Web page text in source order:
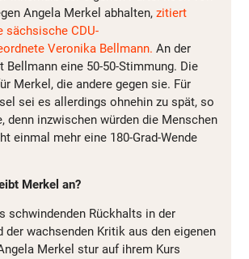
Angela Merkel abhalten, zitiert
sächsische CDU-
Veronika Bellmann. An der
Bellmann eine 50-50-Stimmung. Die
Merkel, die andere gegen sie. Für
sei es allerdings ohnehin zu spät, so
denn inzwischen würden die Menschen
einmal mehr eine 180-Grad-Wende
Merkel an?
schwindenden Rückhalts in der
der wachsenden Kritik aus den eigenen
Merkel stur auf ihrem Kurs